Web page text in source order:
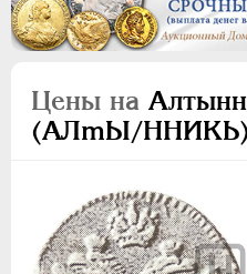
Цены на
(АЛmЫ/
ПEТР I 1699 - 1725
Серебро
1 рубль
Полуполтинник
Гривенник
Гривна